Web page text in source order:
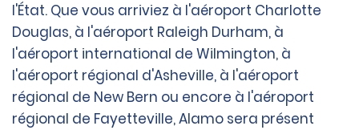
l'État. Que vous arriviez à l'aéroport Charlotte
Douglas, à l'aéroport Raleigh Durham, à
l'aéroport international de Wilmington, à
l'aéroport régional d'Asheville, à l'aéroport
régional de New Bern ou encore à l'aéroport
régional de Fayetteville, Alamo sera présent